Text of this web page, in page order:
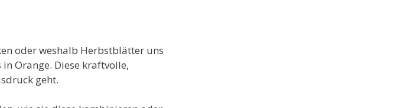
oder weshalb Herbstblätter uns
Orange. Diese kraftvolle,
geht.